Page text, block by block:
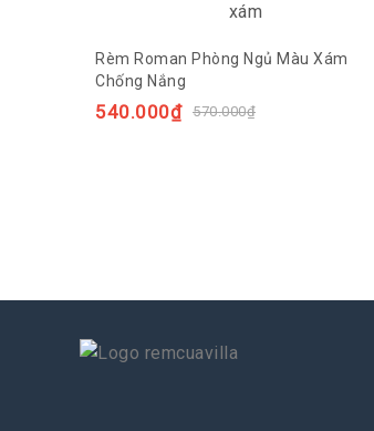
Rèm Roman Phòng Ngủ Màu Xám
Chống Nắng
570.000₫
540.000₫